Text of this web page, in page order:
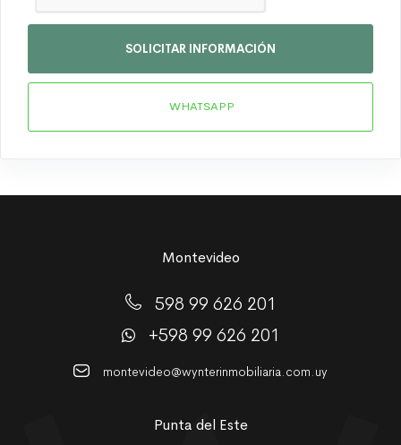
SOLICITAR INFORMACIÓN
WHATSAPP
Montevideo
598 99 626 201
+598 99 626 201
montevideo@wynterinmobiliaria.com.uy
Punta del Este